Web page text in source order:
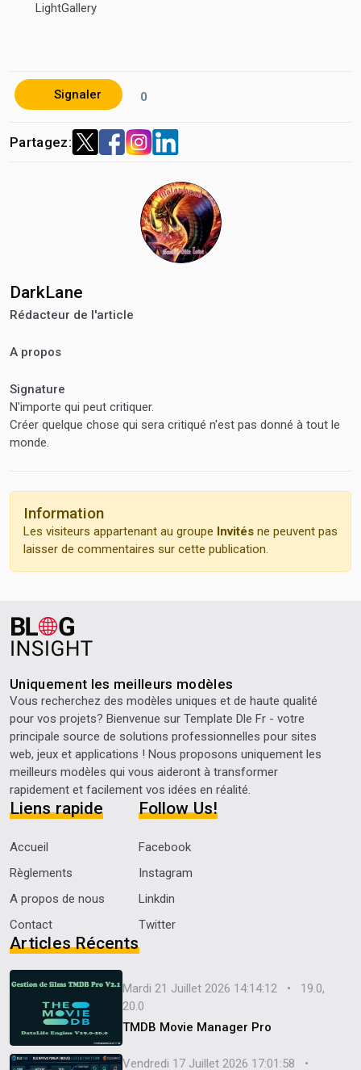
LightGallery
Signaler 0
Partagez:
DarkLane
Rédacteur de l'article
A propos
Signature
N'importe qui peut critiquer.
Créer quelque chose qui sera critiqué n'est pas donné à tout le
monde.
Information
Les visiteurs appartenant au groupe Invités ne peuvent pas
laisser de commentaires sur cette publication.
Uniquement les meilleurs modèles
Vous recherchez des modèles uniques et de haute qualité
pour vos projets? Bienvenue sur Template Dle Fr - votre
principale source de solutions professionnelles pour sites
web, jeux et applications ! Nous proposons uniquement les
meilleurs modèles qui vous aideront à transformer
rapidement et facilement vos idées en réalité.
Liens rapide
Accueil
Règlements
A propos de nous
Contact
Follow Us!
Facebook
Instagram
Linkdin
Twitter
Articles Récents
Mardi 21 Juillet 2026 14:14:12 • 19.0,
20.0
TMDB Movie Manager Pro
Vendredi 17 Juillet 2026 17:01:58 •